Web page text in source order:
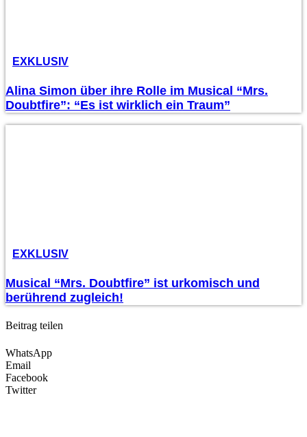
EXKLUSIV
Alina Simon über ihre Rolle im Musical “Mrs.
Doubtfire”: “Es ist wirklich ein Traum”
EXKLUSIV
Musical “Mrs. Doubtfire” ist urkomisch und
berührend zugleich!
Beitrag teilen
WhatsApp
Email
Facebook
Twitter